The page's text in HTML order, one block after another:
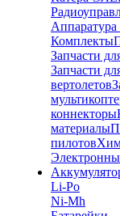
Аппаратура
Комплекты
Запчасти
Запчасти
вертолетов
коннекторы
материалы
пилотов
Li-Po
Ni-Mh